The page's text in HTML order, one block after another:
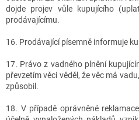
dojde projev vůle kupujícího
prodávajícímu.
16. Prodávající písemně informuje
17. Právo z vadného plnění
převzetím věci věděl, že věc má
způsobil.
18. V případě oprávněné